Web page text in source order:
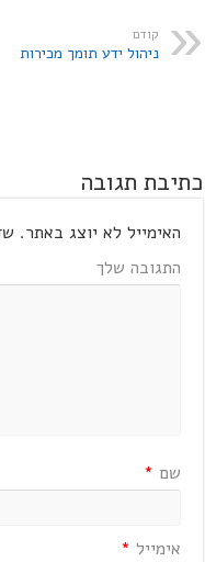
קודם
ניהול ידע תומך מכירות
כתיבת תגובה
האימייל לא יוצג באתר.
התגובה שלך
שם *
אימייל *